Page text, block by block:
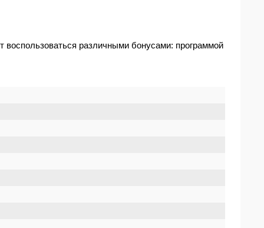
воспользоваться различными бонусами: программой